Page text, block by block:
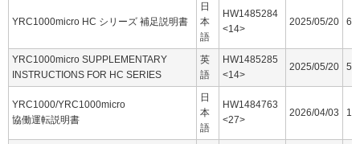
YRC1000micro HC シリーズ 補足説明書
日
本
語
HW1485284
<14>
2025/05/20
YRC1000micro SUPPLEMENTARY
INSTRUCTIONS FOR HC SERIES
英
語
HW1485285
<14>
2025/05/20
YRC1000/YRC1000micro
協働運転説明書
日
本
語
HW1484763
<27>
2026/04/03